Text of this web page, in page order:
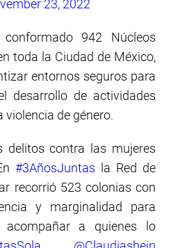
23, 2022
942 Núcleos
toda la Ciudad de México,
entornos seguros para
desarrollo de actividades
violencia de género.
delitos contra las mujeres
#3AñosJuntas la Red de
recorrió 523 colonias con
y marginalidad para
acompañar a quienes lo